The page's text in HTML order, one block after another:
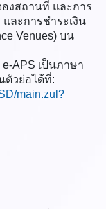
งสถานที่ และการ
ละการชำระเงิน
Venues) บน
APS เป็นภาษา
ตัวย่อได้ที่:
main.zul?